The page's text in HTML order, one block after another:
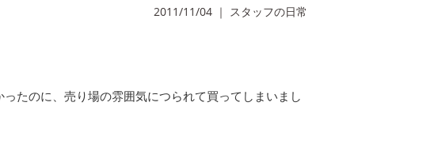
2011/11/04 ｜ スタッフの日常
たのに、売り場の雰囲気につられて買ってしまいまし